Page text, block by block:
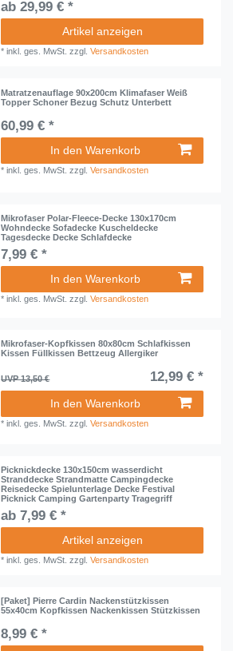
ab 29,99 € *
Artikel anzeigen
*inkl. ges. MwSt. zzgl.Versandkosten
Matratzenauflage 90x200cm Klimafaser Weiß
Topper Schoner Bezug Schutz Unterbett
60,99 € *
In den Warenkorb
*inkl. ges. MwSt. zzgl.Versandkosten
Mikrofaser Polar-Fleece-Decke 130x170cm
Wohndecke Sofadecke Kuscheldecke
Tagesdecke Decke Schlafdecke
7,99 € *
In den Warenkorb
*inkl. ges. MwSt. zzgl.Versandkosten
Mikrofaser-Kopfkissen 80x80cm Schlafkissen
Kissen Füllkissen Bettzeug Allergiker
UVP 13,50 € 12,99 € *
In den Warenkorb
*inkl. ges. MwSt. zzgl.Versandkosten
Picknickdecke 130x150cm wasserdicht
Stranddecke Strandmatte Campingdecke
Reisedecke Spielunterlage Decke Festival
Picknick Camping Gartenparty Tragegriff
ab 7,99 € *
Artikel anzeigen
*inkl. ges. MwSt. zzgl.Versandkosten
[Paket] Pierre Cardin Nackenstützkissen
55x40cm Kopfkissen Nackenkissen Stützkissen
8,99 € *